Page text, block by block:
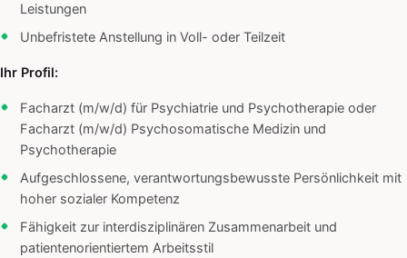
Leistungen
Unbefristete Anstellung in Voll- oder Teilzeit
Ihr Profil:
Facharzt (m/w/d) für Psychiatrie und Psychotherapie oder
Facharzt (m/w/d) Psychosomatische Medizin und
Psychotherapie
Aufgeschlossene, verantwortungsbewusste Persönlichkeit mit
hoher sozialer Kompetenz
Fähigkeit zur interdisziplinären Zusammenarbeit und
patientenorientiertem Arbeitsstil